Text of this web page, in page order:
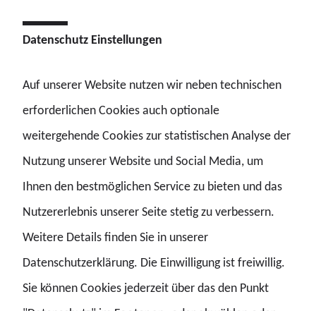
für Mitglieder ohne weitere Kosten.
einmalig den Registrierungsprozess durch. Dafür
braucht ihr einen Registrierungscode, den ihr im
internen Mitgliederbereich
zur Verfügung steht. Nach der
Anmeldung erhaltet ihr Zugriff auf alle Angebote, die
Datenschutz Einstellungen
Auf unserer Website nutzen wir neben technischen
erforderlichen Cookies auch optionale
weitergehende Cookies zur statistischen Analyse der
Nutzung unserer Website und Social Media, um
Ihnen den bestmöglichen Service zu bieten und das
Nutzererlebnis unserer Seite stetig zu verbessern.
Weitere Details finden Sie in unserer
Datenschutzerklärung. Die Einwilligung ist freiwillig.
Sie können Cookies jederzeit über das den Punkt